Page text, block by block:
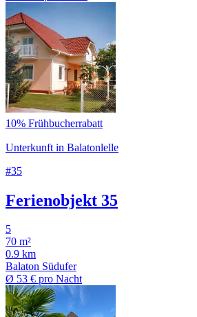
10% Frühbucherrabatt
Unterkunft in Balatonlelle
#35
Ferienobjekt 35
5
70 m²
0.9 km
Balaton Südufer
Ø 53 € pro Nacht